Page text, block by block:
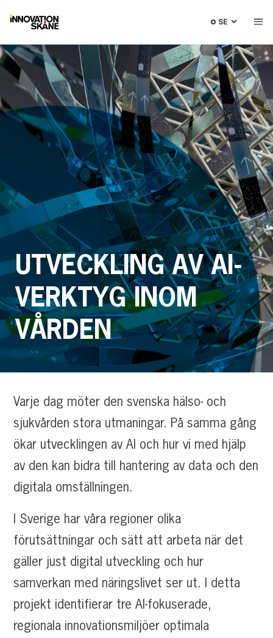
språk
UTVECKLING AV AI-
VERKTYG INOM
VÅRDEN
Varje dag möter den svenska hälso- och
sjukvården stora utmaningar. På samma gång
ökar utvecklingen av AI och hur vi med hjälp
av den kan bidra till hantering av data och den
digitala omställningen.
I Sverige har våra regioner olika
förutsättningar och sätt att arbeta när det
gäller just digital utveckling och hur
samverkan med näringslivet ser ut. I detta
projekt identifierar tre AI-fokuserade,
regionala innovationsmiljöer optimala